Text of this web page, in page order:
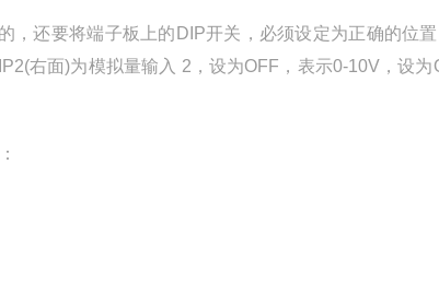
，还要将端子板上的DIP开关，必须设定为正确的位
右面)为模拟量输入 2，设为OFF，表示0-10V，设为